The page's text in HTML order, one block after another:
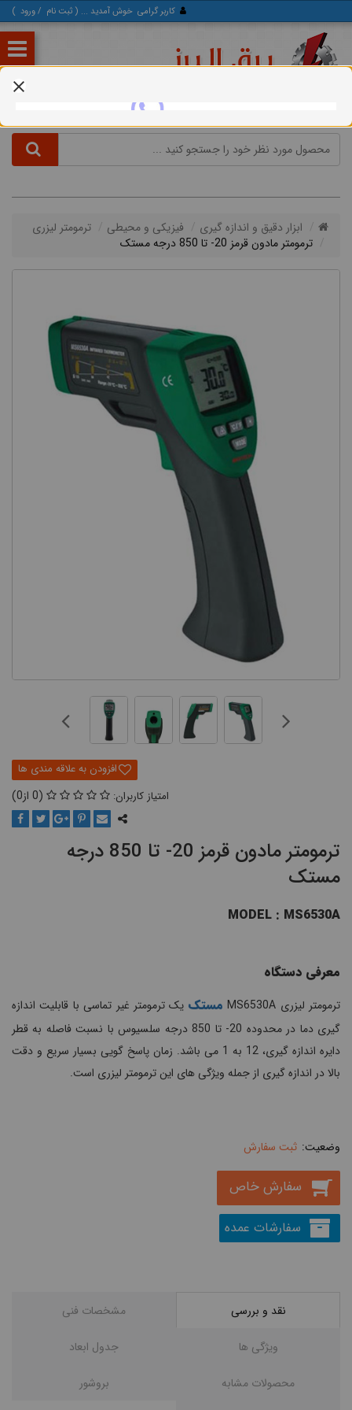
کاربر گرامی خوش آمدید ... ( ثبت‌ نام /ورود )
ابزار دقیق و اندازه گیری فیزیکی و محیطی
ترمومتر لیزری
ترمومتر مادون قرمز 20- تا 850 درجه مستک
0
0
ترمومتر مادون قرمز 20- تا 850 درجه
مستک
MODEL : MS6530A
معرفی دستگاه
ترمومتر لیزری MS6530A مستک یک ترمومتر غیر تماسی با قابلیت اندازه
گیری دما در محدوده 20- تا 850 درجه سلسیوس با نسبت فاصله به قطر
دایره اندازه گیری، 12 به 1 می باشد. زمان پاسخ گویی بسیار سریع و دقت
بالا در اندازه گیری از جمله ویژگی های این ترمومتر لیزری است.
ثبت سفارش
سفارش خاص
سفارشات عمده
نقد و بررسی مشخصات فنی
ویژگی ها جدول ابعاد
محصولات مشابه بروشور